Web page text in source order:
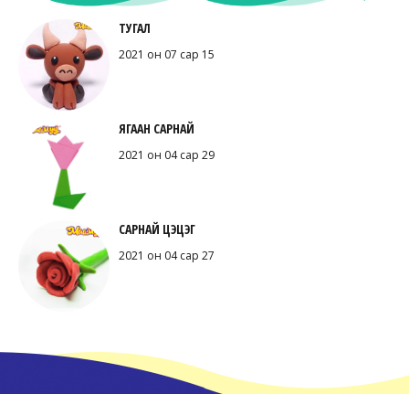
ТУГАЛ
2021 он 07 сар 15
ЯГААН САРНАЙ
2021 он 04 сар 29
САРНАЙ ЦЭЦЭГ
2021 он 04 сар 27